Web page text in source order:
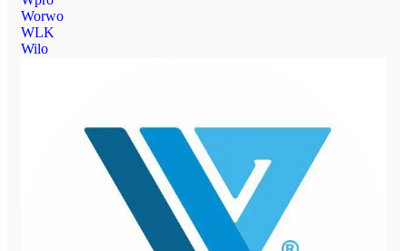
Worwo
WLK
Wilo